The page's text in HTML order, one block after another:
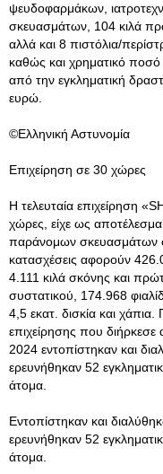
ψευδοφαρμάκων,
σκευασμάτων, 104 κιλά
αλλά και 8 πιστόλια/
καθώς και χρηματικό
από την εγκληματική
ευρώ.
©Ελληνική Αστυνομία
Επιχείρηση σε 30 χώρες
Η τελευταία επιχείρηση
χώρες, είχε ως
παράνομων σκευασμάτων
κατασχέσεις αφορούν
4.111 κιλά σκόνης και
συστατικού, 174.968
4,5 εκατ. δισκία και
επιχείρησης που
2024 εντοπίστηκαν και
ερευνήθηκαν 52
άτομα.
Εντοπίστηκαν και
ερευνήθηκαν 52
άτομα.